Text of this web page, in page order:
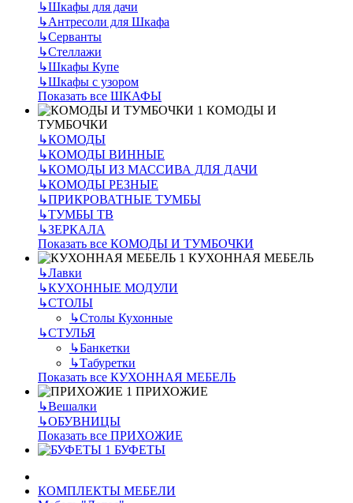
↳Шкафы для дачи
↳Антресоли для Шкафа
↳Серванты
↳Стеллажи
↳Шкафы Купе
↳Шкафы с узором
Показать все ШКАФЫ
КОМОДЫ И
ТУМБОЧКИ
↳КОМОДЫ
↳КОМОДЫ ВИННЫЕ
↳КОМОДЫ ИЗ МАССИВА ДЛЯ ДАЧИ
↳КОМОДЫ РЕЗНЫЕ
↳ПРИКРОВАТНЫЕ ТУМБЫ
↳ТУМБЫ ТВ
↳ЗЕРКАЛА
Показать все КОМОДЫ И ТУМБОЧКИ
КУХОННАЯ МЕБЕЛЬ
↳Лавки
↳КУХОННЫЕ МОДУЛИ
↳СТОЛЫ
↳Столы Кухонные
↳СТУЛЬЯ
↳Банкетки
↳Табуретки
Показать все КУХОННАЯ МЕБЕЛЬ
ПРИХОЖИЕ
↳Вешалки
↳ОБУВНИЦЫ
Показать все ПРИХОЖИЕ
БУФЕТЫ
КОМПЛЕКТЫ МЕБЕЛИ